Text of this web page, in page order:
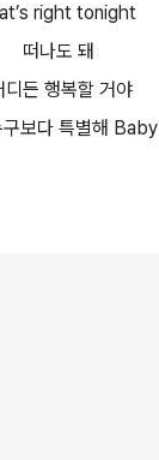
right tonight
떠나도 돼
디든 행복할 거야
구보다 특별해 Baby